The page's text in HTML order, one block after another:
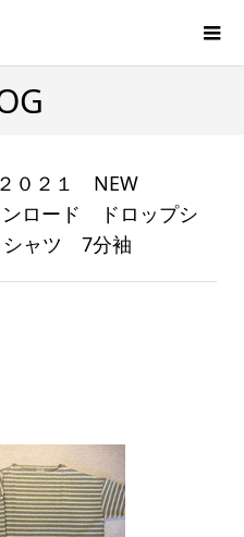
０２１ NEW
ロード ドロップシ
ャツ 7分袖